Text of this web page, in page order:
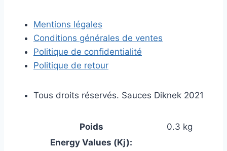
Mentions légales
Conditions générales de ventes
Politique de confidentialité
Politique de retour
Tous droits réservés. Sauces Diknek 2021
Poids
0.3 kg
Energy Values (Kj):